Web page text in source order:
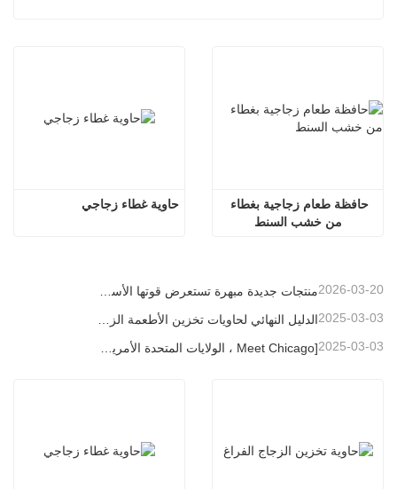
حاوية غطاء زجاجي
من خشب السنط
2026-03-20
2025-03-03
[Meet Chicago ، الولايات المتحدة الأمريكية] Linuo Glass يدعوك إلى جمع معرض المنزل المستوحى من شيكاغو! 2025-03-03